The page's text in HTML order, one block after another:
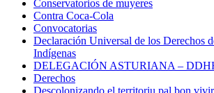
Conservatorios de muyeres
Contra Coca-Cola
Convocatorias
Declaración Universal de los Derechos
Indígenas
DELEGACIÓN ASTURIANA –
Derechos
Descolonizando el territoriu pal bon vivir